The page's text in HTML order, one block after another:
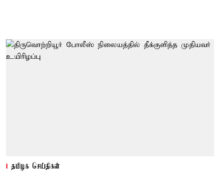
தமிழக செய்திகள்